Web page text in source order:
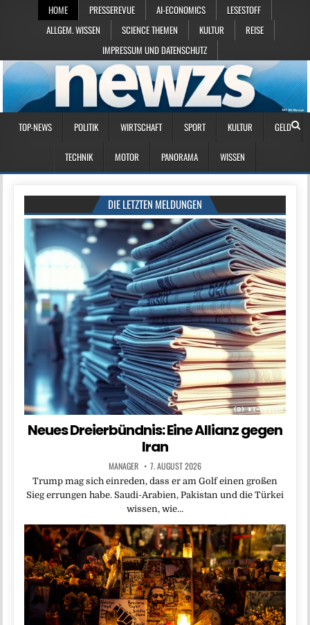
HOME PRESSEREVUE AI-ECONOMICS
LESESTOFF
ALLGEM. WISSEN
SCIENCE THEMEN KULTUR
REISE
IMPRESSUM UND DATENSCHUTZ
TOP-NEWS POLITIK WIRTSCHAFT SPORT KULTUR GELD
TECHNIK MOTOR PANORAMA WISSEN
DIE LETZTEN MELDUNGEN
Neues Dreierbündnis: Eine Allianz gegen
Iran
MANAGER 7. AUGUST 2026
Trump mag sich einreden, dass er am Golf einen großen
Sieg errungen habe. Saudi-Arabien, Pakistan und die Türkei
wissen, wie…